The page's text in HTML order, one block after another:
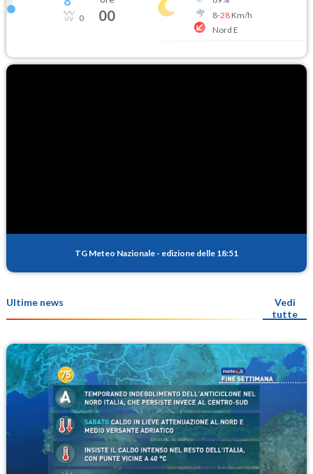
0 00
8-28Km/h
Nord E
TG Meteo Nazionale - edizione delle 18:51
Ultime news
Vedi
tutte